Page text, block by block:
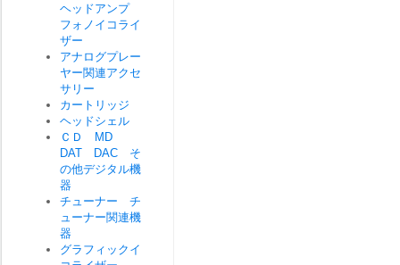
ヘッドアンプ
フォノイコライ
ザー
アナログプレー
ヤー関連アクセ
サリー
カートリッジ
ヘッドシェル
ＣＤ MD
DAT DAC そ
の他デジタル機
器
チューナー チ
ューナー関連機
器
グラフィックイ